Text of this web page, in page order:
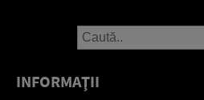
INFORMAŢII